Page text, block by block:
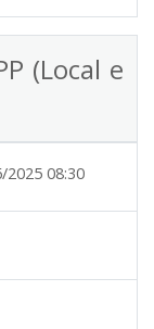
(Local e
2025 08:30